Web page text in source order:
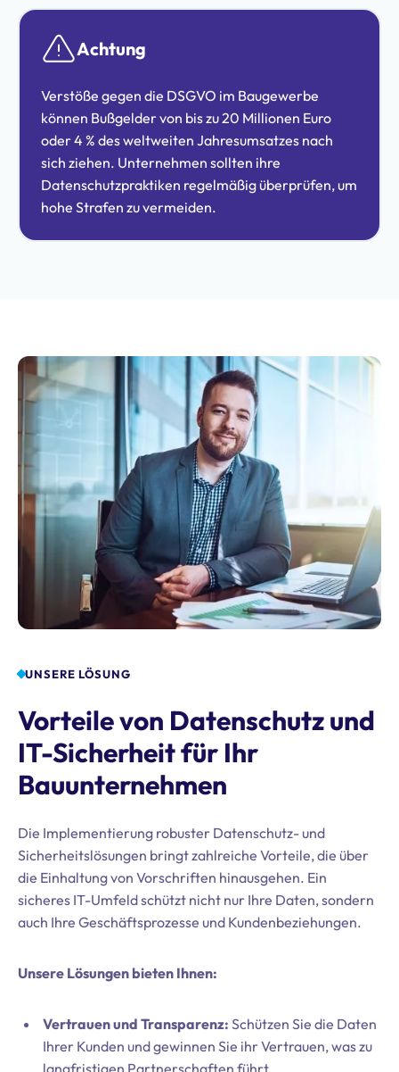
Achtung
Verstöße gegen die DSGVO im Baugewerbe
können Bußgelder von bis zu 20 Millionen Euro
oder 4 % des weltweiten Jahresumsatzes nach
sich ziehen. Unternehmen sollten ihre
Datenschutzpraktiken regelmäßig überprüfen, um
hohe Strafen zu vermeiden.
UNSERE LÖSUNG
Vorteile von Datenschutz und
IT-Sicherheit für Ihr
Bauunternehmen
Die Implementierung robuster Datenschutz- und
Sicherheitslösungen bringt zahlreiche Vorteile, die über
die Einhaltung von Vorschriften hinausgehen. Ein
sicheres IT-Umfeld schützt nicht nur Ihre Daten, sondern
auch Ihre Geschäftsprozesse und Kundenbeziehungen.
Unsere Lösungen bieten Ihnen:
Vertrauen und Transparenz: Schützen Sie die Daten
Ihrer Kunden und gewinnen Sie ihr Vertrauen, was zu
langfristigen Partnerschaften führt.